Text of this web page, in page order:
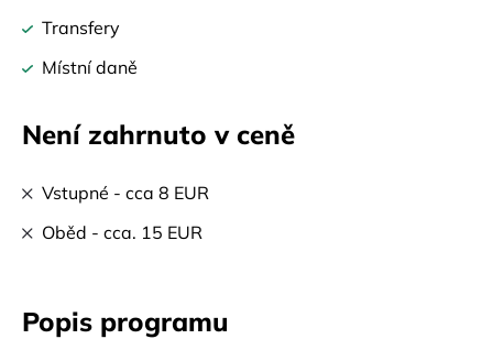
Transfery
Místní daně
Není zahrnuto v ceně
Vstupné - cca 8 EUR
Oběd - cca. 15 EUR
Popis programu